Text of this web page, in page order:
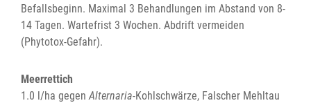
Befallsbeginn. Maximal 3 Behandlungen im Abstand von 8-
14 Tagen. Wartefrist 3 Wochen. Abdrift vermeiden
(Phytotox-Gefahr).
Meerrettich
1.0 l/ha gegen Alternaria-Kohlschwärze, Falscher Mehltau